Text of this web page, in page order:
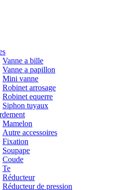
Vanne a bille
Vanne a papillon
Mini vanne
Robinet arrosage
Robinet equerre
Siphon tuyaux
Mamelon
Autre accessoires
Fixation
Soupape
Coude
Te
Réducteur
Réducteur de pression